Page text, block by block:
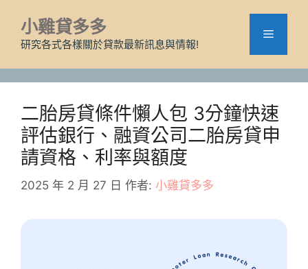
小雞貸多多
研究各式各樣關於貸款最新訊息與情報!
選
二胎房貸條件懶人包 3分鐘快速
評估銀行、融資公司二胎房貸申
請資格、利率與額度
2025 年 2 月 27 日 作者: 小雞貸多多